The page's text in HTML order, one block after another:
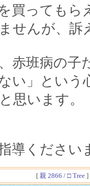
買ってもら
せんが、訴
赤班病の子
い」という
思います。
導ください
[ 親 2866 / □ Tree]